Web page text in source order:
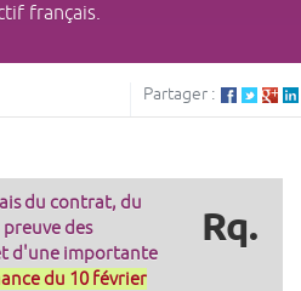
français.
Partager :
Rq.
du contrat, du
des
d'une importante
du 10 février